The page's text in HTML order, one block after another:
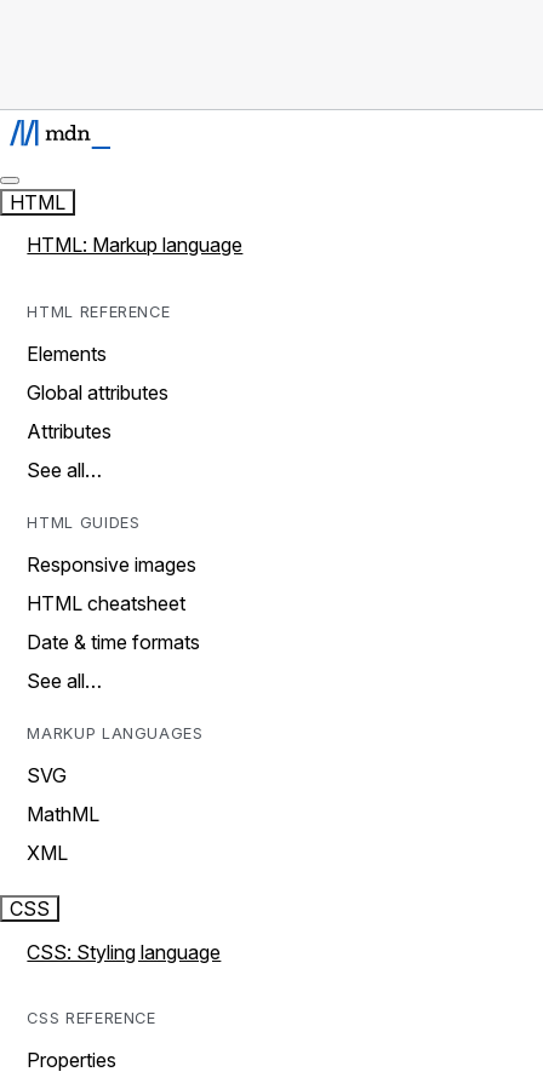
HTML
HTML: Markup language
HTML REFERENCE
Elements
Global attributes
Attributes
See all…
HTML GUIDES
Responsive images
HTML cheatsheet
Date & time formats
See all…
MARKUP LANGUAGES
SVG
MathML
XML
CSS
CSS: Styling language
CSS REFERENCE
Properties